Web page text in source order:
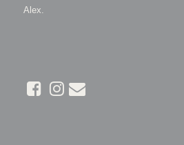
Alex.